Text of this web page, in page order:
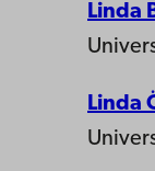
Linda
Linda